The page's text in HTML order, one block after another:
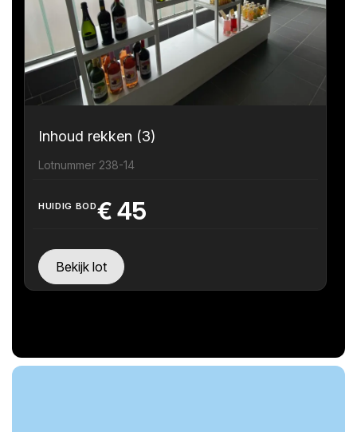
Inhoud rekken (3)
Lotnummer 238-14
HUIDIG BOD€ 45
Bekijk lot